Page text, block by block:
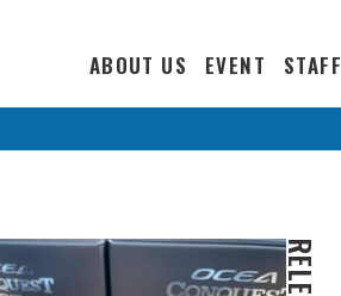
ABOUT US EVENT STAFF